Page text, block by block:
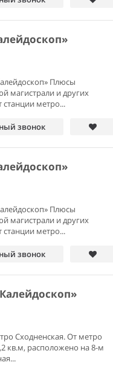
Плюсы
магистрали и других
метро...
звонок
Плюсы
магистрали и других
метро...
звонок
Сходненская. От метро
кв.м, расположено на 8-м